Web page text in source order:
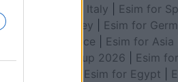
Esim for Italy
Esim for
for Turkey
Esim for
for Greece
Esim for Asia
World Cup 2026
Esim
Esim for Egypt